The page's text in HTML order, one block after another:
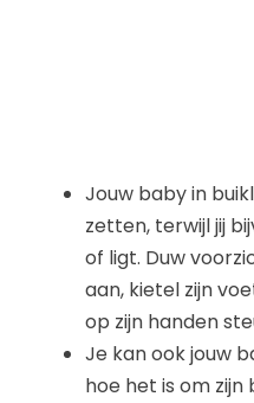
Jouw baby in
zetten, terwijl jij
of ligt. Duw
aan, kietel zijn
op zijn handen
Je kan ook jouw
hoe het is om